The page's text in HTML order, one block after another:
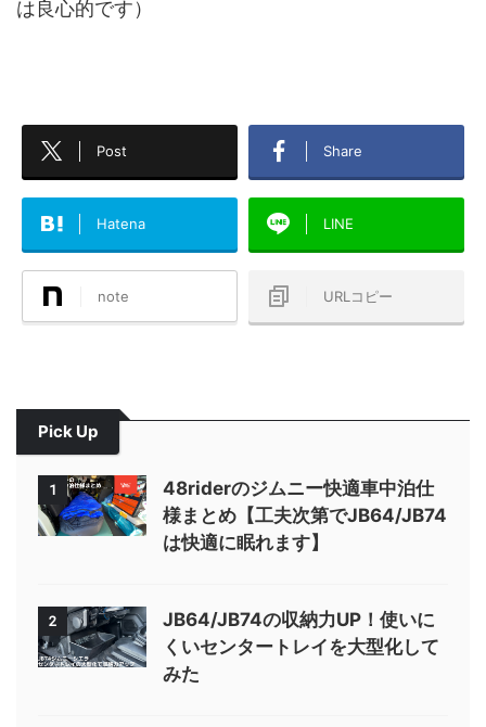
は良心的です）
Post Share
Hatena LINE
note URLコピー
Pick Up
1
48riderのジムニー快適車中泊仕
様まとめ【工夫次第でJB64/JB74
は快適に眠れます】
2
JB64/JB74の収納力UP！使いに
くいセンタートレイを大型化して
みた